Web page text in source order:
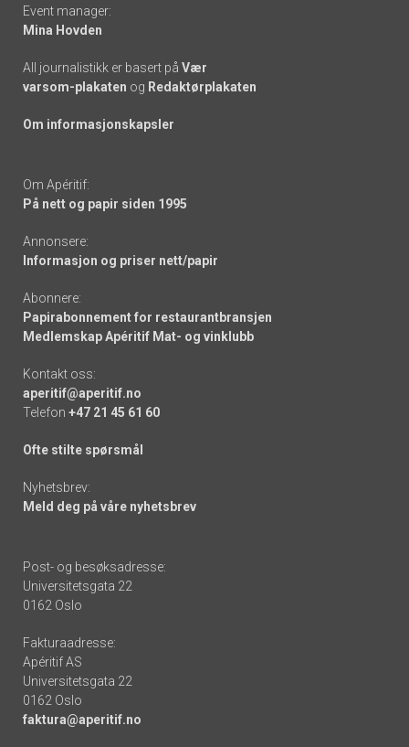
Event manager:
Mina Hovden
All journalistikk er basert på Vær
varsom-plakaten og Redaktørplakaten
Om informasjonskapsler
Om Apéritif:
På nett og papir siden 1995
Annonsere:
Informasjon og priser nett/papir
Abonnere:
Papirabonnement for restaurantbransjen
Medlemskap Apéritif Mat- og vinklubb
Kontakt oss:
aperitif@aperitif.no
Telefon +47 21 45 61 60
Ofte stilte spørsmål
Nyhetsbrev:
Meld deg på våre nyhetsbrev
Post- og besøksadresse:
Universitetsgata 22
0162 Oslo
Fakturaadresse:
Apéritif AS
Universitetsgata 22
0162 Oslo
faktura@aperitif.no